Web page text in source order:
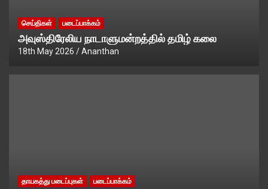
செய்திகள் படைப்பாக்கம்
அவுஸ்திரேலிய நாடாளுமன்றத்தில் தமிழ் கலை
18th May 2026 Ananthan
தாயகத்து படைப்புகள் படைப்பாக்கம்